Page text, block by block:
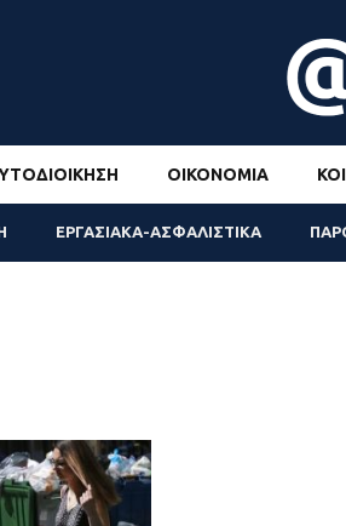
ΟΙΚΟΝΟΜΊΑ
ΕΡΓΑΣΙΑΚΑ-ΑΣΦΑΛΙΣΤΙΚΑ